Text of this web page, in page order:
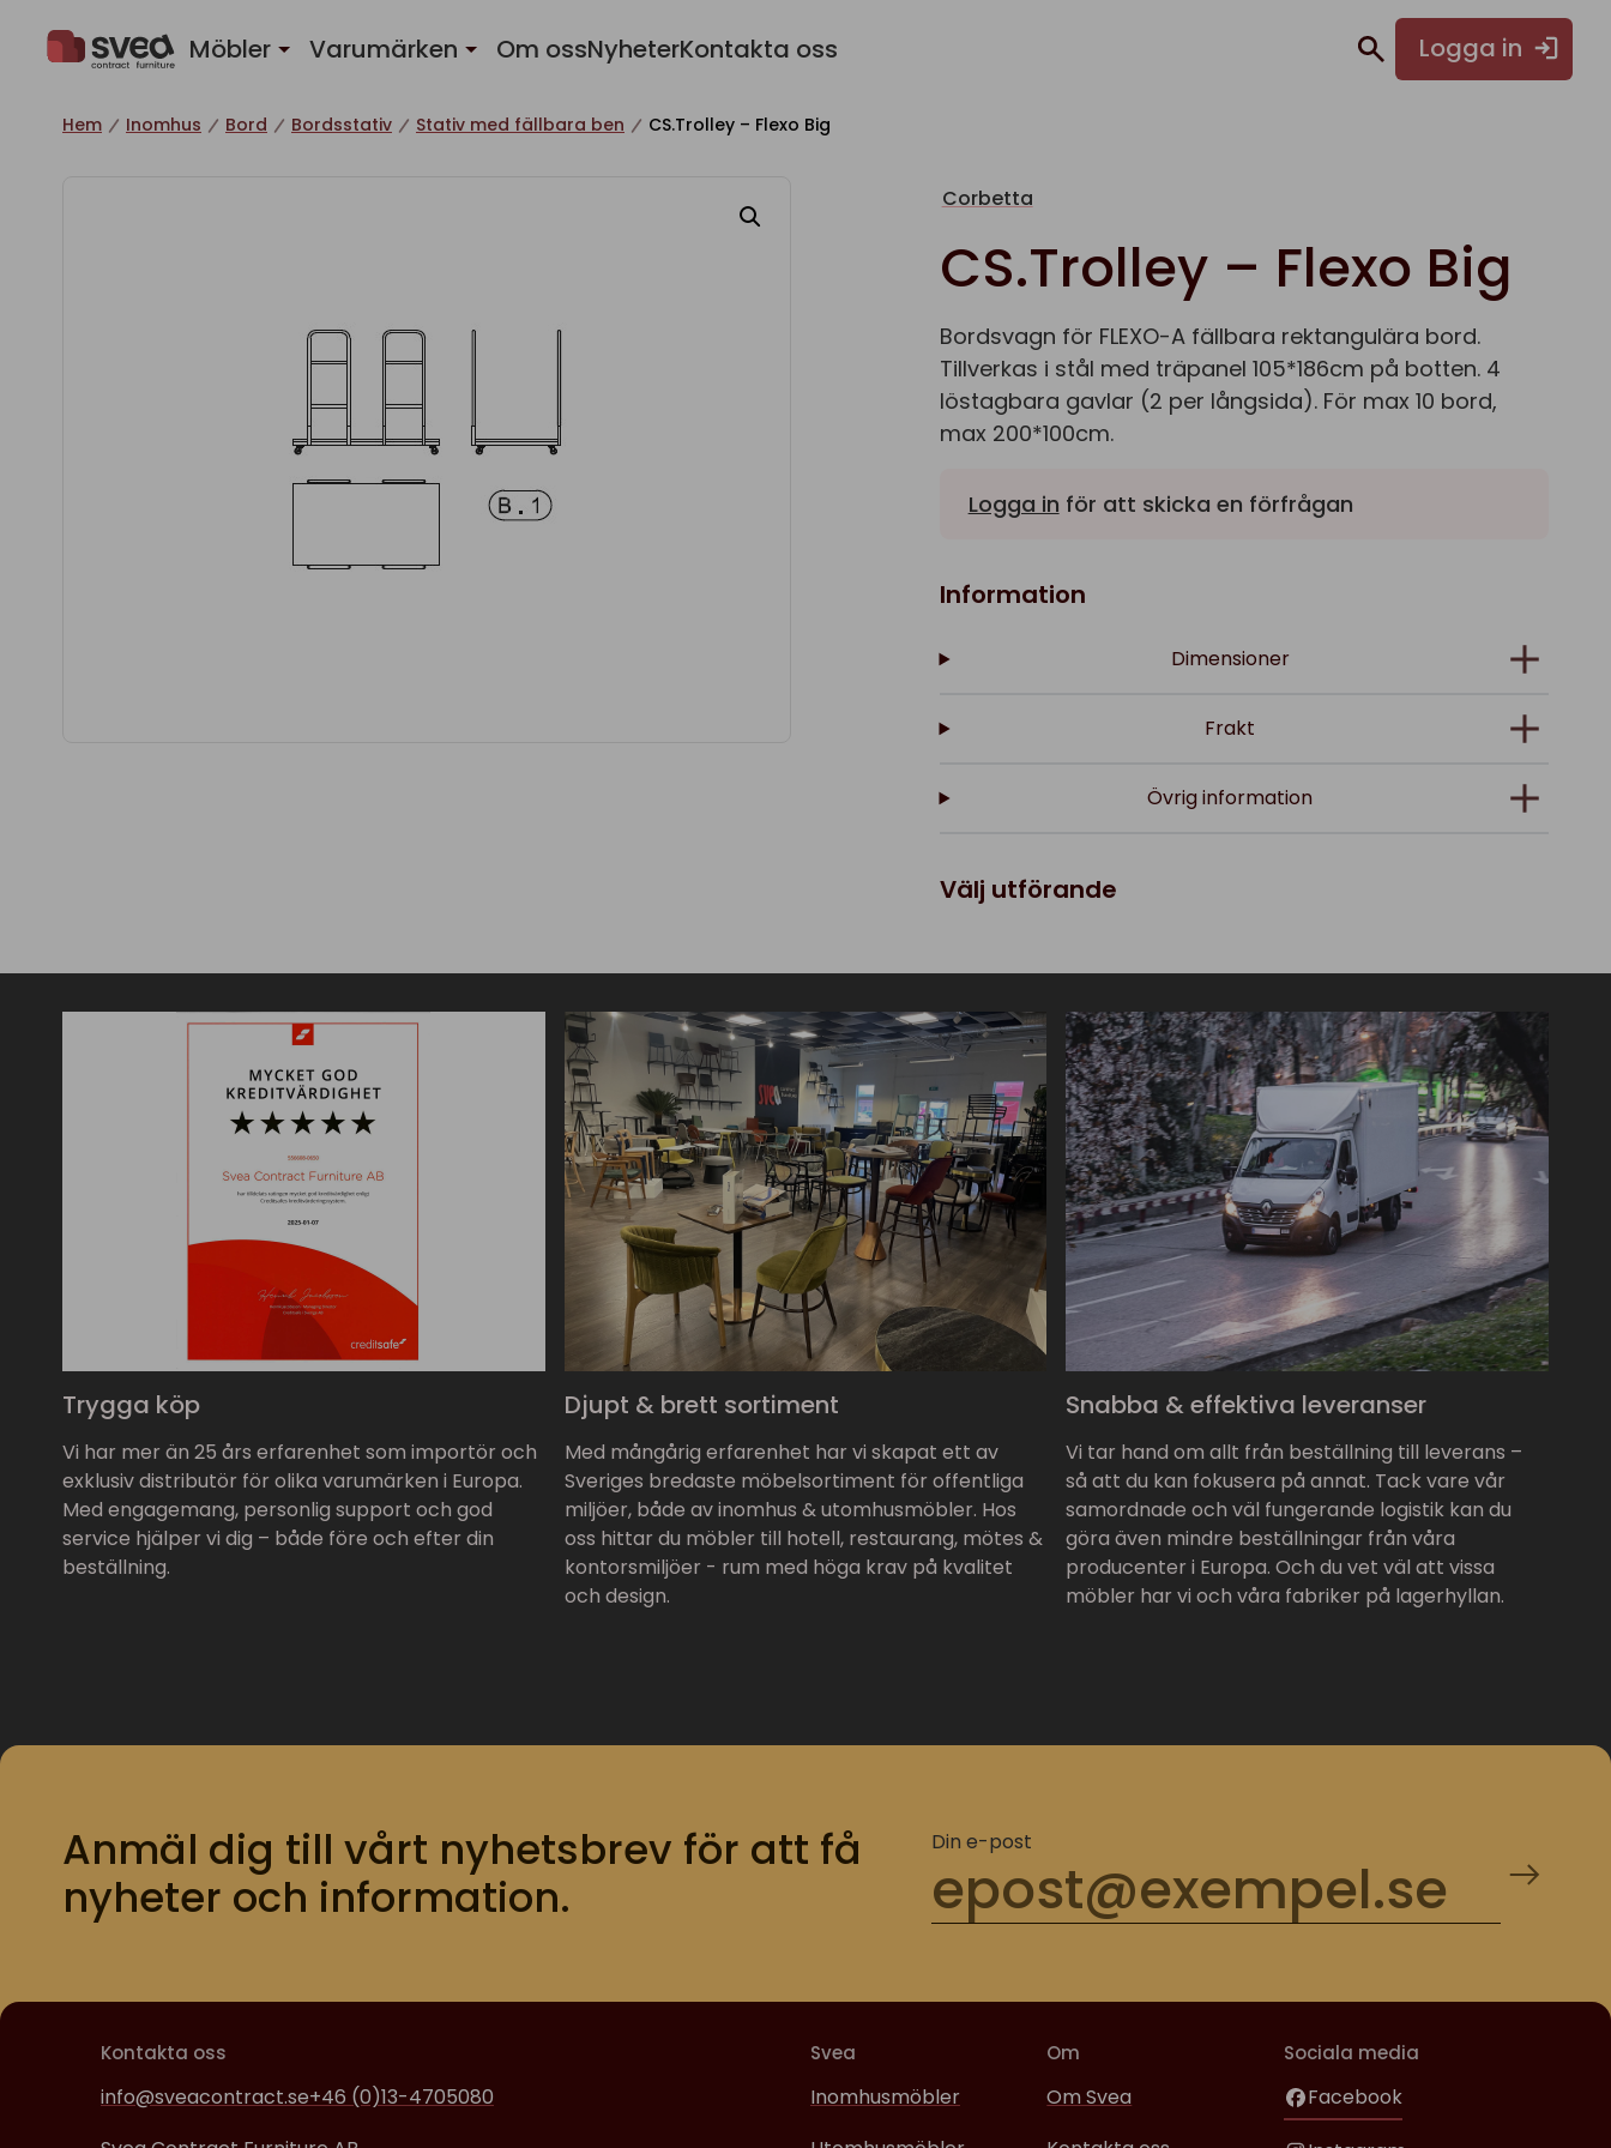
Möbler Varumärken Om ossNyheterKontakta oss Logga in
Hem Inomhus Bord Bordsstativ Stativ med fällbara ben CS.Trolley – Flexo Big
Corbetta
CS.Trolley – Flexo Big
Bordsvagn för FLEXO-A fällbara rektangulära bord.
Tillverkas i stål med träpanel 105*186cm på botten. 4
löstagbara gavlar (2 per långsida). För max 10 bord,
max 200*100cm.
Logga in för att skicka en förfrågan
Information
Dimensioner
Frakt
Övrig information
Välj utförande
Trygga köp
Vi har mer än 25 års erfarenhet som importör och
exklusiv distributör för olika varumärken i Europa.
Med engagemang, personlig support och god
service hjälper vi dig – både före och efter din
beställning.
Djupt & brett sortiment
Med mångårig erfarenhet har vi skapat ett av
Sveriges bredaste möbelsortiment för offentliga
miljöer, både av inomhus & utomhusmöbler. Hos
oss hittar du möbler till hotell, restaurang, mötes &
kontorsmiljöer - rum med höga krav på kvalitet
och design.
Snabba & effektiva leveranser
Vi tar hand om allt från beställning till leverans –
så att du kan fokusera på annat. Tack vare vår
samordnade och väl fungerande logistik kan du
göra även mindre beställningar från våra
producenter i Europa. Och du vet väl att vissa
möbler har vi och våra fabriker på lagerhyllan.
Anmäl dig till vårt nyhetsbrev för att få
nyheter och information.
Din e-post
Kontakta oss
info@sveacontract.se+46 (0)13-4705080
Svea
Inomhusmöbler
Om
Om Svea
Sociala media
Facebook